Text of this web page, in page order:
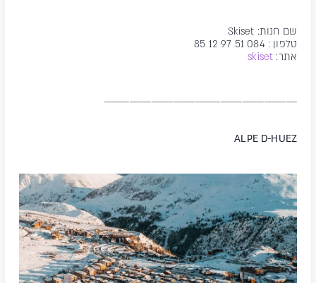
שם חנות: Skiset
טלפון : 084 51 97 12 85
אתר: skiset
ALPE D-HUEZ